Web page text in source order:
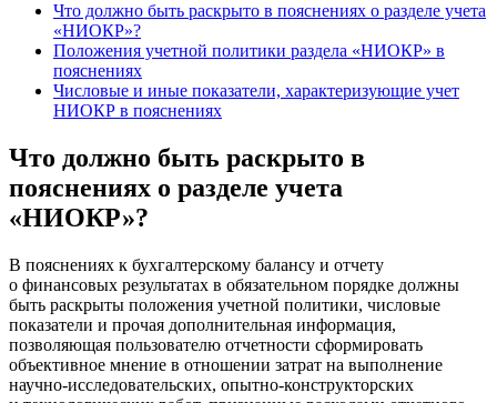
Что должно быть раскрыто в пояснениях о разделе учета
«НИОКР»?
Положения учетной политики раздела «НИОКР» в
пояснениях
Числовые и иные показатели, характеризующие учет
НИОКР в пояснениях
Что должно быть раскрыто в
пояснениях о разделе учета
«НИОКР»?
В пояснениях к бухгалтерскому балансу и отчету
о финансовых результатах в обязательном порядке должны
быть раскрыты положения учетной политики, числовые
показатели и прочая дополнительная информация,
позволяющая пользователю отчетности сформировать
объективное мнение в отношении затрат на выполнение
научно-исследовательских, опытно-конструкторских